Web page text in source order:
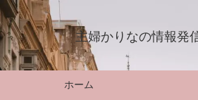
主婦かりなの情報発
ホーム